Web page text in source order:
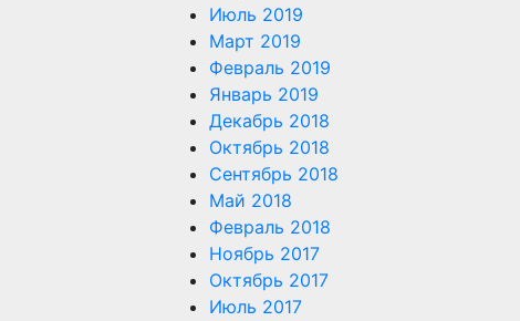
Июль 2019
Март 2019
Февраль 2019
Январь 2019
Декабрь 2018
Октябрь 2018
Сентябрь 2018
Май 2018
Февраль 2018
Ноябрь 2017
Октябрь 2017
Июль 2017